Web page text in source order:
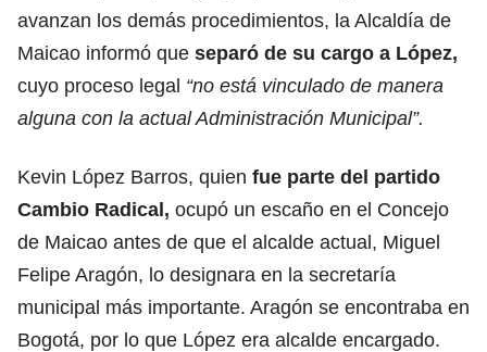
avanzan los demás procedimientos, la Alcaldía de
Maicao informó que separó de su cargo a López,
cuyo proceso legal “no está vinculado de manera
alguna con la actual Administración Municipal”.
Kevin López Barros, quien fue parte del partido
Cambio Radical, ocupó un escaño en el Concejo
de Maicao antes de que el alcalde actual, Miguel
Felipe Aragón, lo designara en la secretaría
municipal más importante. Aragón se encontraba en
Bogotá, por lo que López era alcalde encargado.